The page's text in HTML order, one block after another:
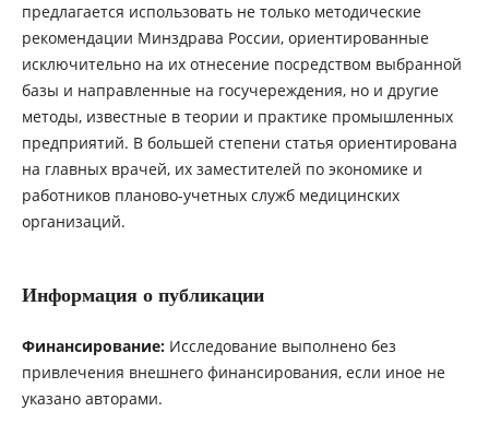
предлагается использовать не только методические
рекомендации Минздрава России, ориентированные
исключительно на их отнесение посредством выбранной
базы и направленные на госучереждения, но и другие
методы, известные в теории и практике промышленных
предприятий. В большей степени статья ориентирована
на главных врачей, их заместителей по экономике и
работников планово-учетных служб медицинских
организаций.
Информация о публикации
Финансирование:Исследование выполнено без
привлечения внешнего финансирования, если иное не
указано авторами.